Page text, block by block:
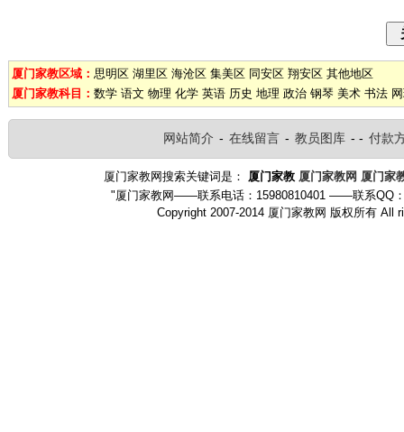
厦门家教区域： 思明区 湖里区 海沧区 集美区 同安区 翔安区 其他地区
厦门家教科目： 数学 语文 物理 化学 英语 历史 地理 政治 钢琴 美术 书法
网站简介 - 在线留言 - 教员图库 - - 付款
厦门家教网搜索关键词是： 厦门家教 厦门家教网 厦门家
"厦门家教网——联系电话：15980810401 ——联系QQ
Copyright 2007-2014 厦门家教网 版权所有 All